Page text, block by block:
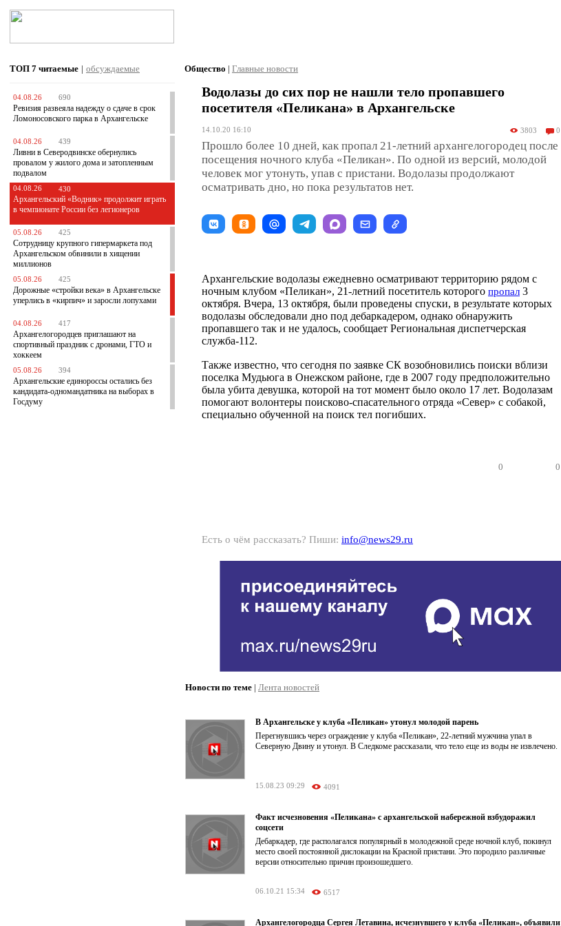
ТОП 7 читаемые | обсуждаемые
04.08.26 690
Ревизия развеяла надежду о сдаче в срок
Ломоносовского парка в Архангельске
04.08.26 439
Ливни в Северодвинске обернулись
провалом у жилого дома и затопленным
подвалом
04.08.26 430
Архангельский «Водник» продолжит играть
в чемпионате России без легионеров
05.08.26 425
Сотрудницу крупного гипермаркета под
Архангельском обвинили в хищении
миллионов
05.08.26 425
Дорожные «стройки века» в Архангельске
уперлись в «кирпич» и заросли лопухами
04.08.26 417
Архангелогородцев приглашают на
спортивный праздник с дронами, ГТО и
хоккеем
05.08.26 394
Архангельские единороссы остались без
кандидата-одномандатника на выборах в
Госдуму
Общество | Главные новости
Водолазы до сих пор не нашли тело пропавшего
посетителя «Пеликана» в Архангельске
14.10.20 16:10 3803 0
Прошло более 10 дней, как пропал 21-летний архангелогородец после
посещения ночного клуба «Пеликан». По одной из версий, молодой
человек мог утонуть, упав с пристани. Водолазы продолжают
осматривать дно, но пока результатов нет.
Архангельские водолазы ежедневно осматривают территорию рядом с
ночным клубом «Пеликан», 21-летний посетитель которого пропал 3
октября. Вчера, 13 октября, были проведены спуски, в результате которых
водолазы обследовали дно под дебаркадером, однако обнаружить
пропавшего так и не удалось, сообщает Региональная диспетчерская
служба-112.
Также известно, что сегодня по заявке СК возобновились поиски вблизи
поселка Мудьюга в Онежском районе, где в 2007 году предположительно
была убита девушка, которой на тот момент было около 17 лет. Водолазам
помогают волонтеры поисково-спасательного отряда «Север» с собакой,
специально обученной на поиск тел погибших.
0 0
Есть о чём рассказать? Пиши: info@news29.ru
Новости по теме | Лента новостей
В Архангельске у клуба «Пеликан» утонул молодой парень
Перегнувшись через ограждение у клуба «Пеликан», 22-летний мужчина упал в
Северную Двину и утонул. В Следкоме рассказали, что тело еще из воды не извлечено.
15.08.23 09:29 4091
Факт исчезновения «Пеликана» с архангельской набережной взбудоражил
соцсети
Дебаркадер, где располагался популярный в молодежной среде ночной клуб, покинул
место своей постоянной дислокации на Красной пристани. Это породило различные
версии относительно причин произошедшего.
06.10.21 15:34 6517
Архангелогородца Сергея Летавина, исчезнувшего у клуба «Пеликан», объявили